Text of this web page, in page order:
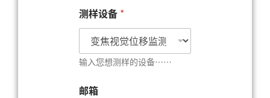
测样设备 *
输入您想测样的设备……
邮箱